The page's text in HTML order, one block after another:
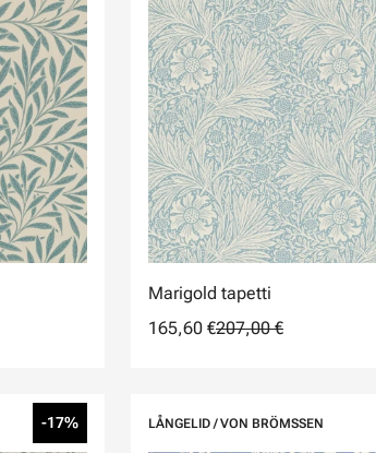
Marigold tapetti
165,60 €207,00 €
-17% LÅNGELID / VON BRÖMSSEN